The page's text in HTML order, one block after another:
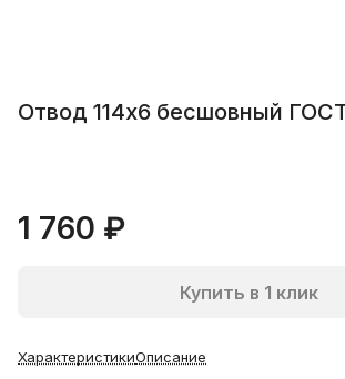
Отвод 114х6 бесшовный
1 760 ₽
Купить в 1 клик
ХарактеристикиОписание